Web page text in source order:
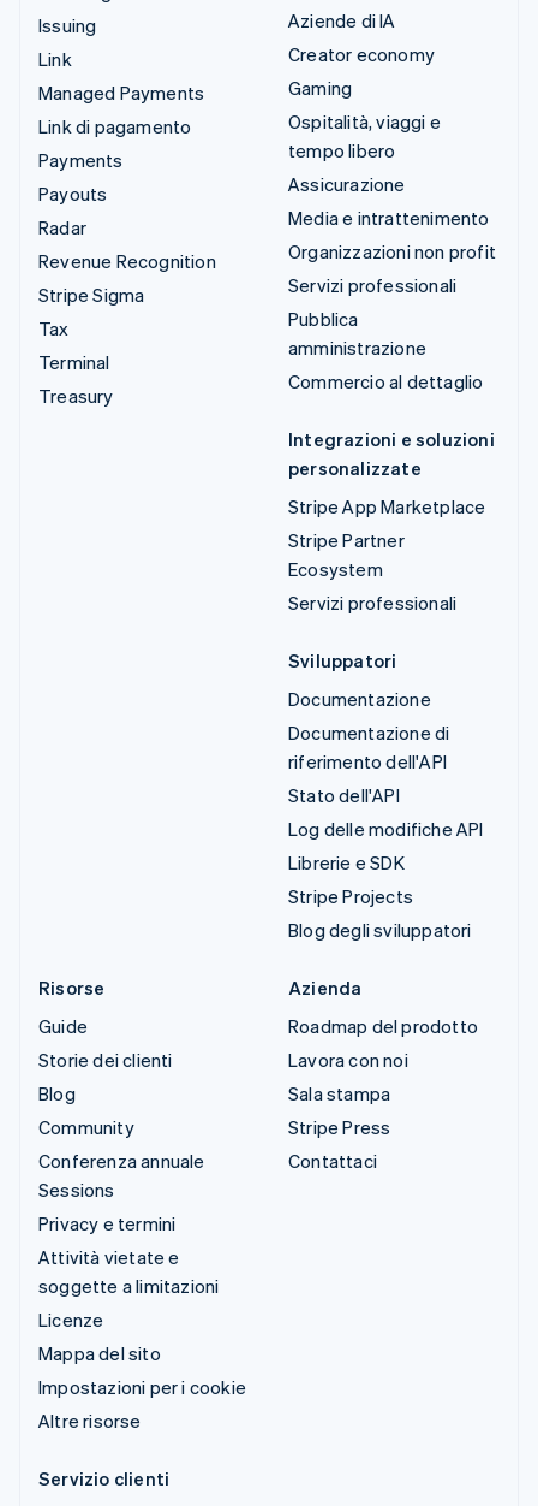
Issuing
Link
Managed Payments
Link di pagamento
Payments
Payouts
Radar
Revenue Recognition
Stripe Sigma
Tax
Terminal
Treasury
Aziende di IA
Creator economy
Gaming
Ospitalità, viaggi e
tempo libero
Assicurazione
Media e intrattenimento
Organizzazioni non profit
Servizi professionali
Pubblica
amministrazione
Commercio al dettaglio
Integrazioni e soluzioni
personalizzate
Stripe App Marketplace
Stripe Partner
Ecosystem
Servizi professionali
Sviluppatori
Documentazione
Documentazione di
riferimento dell'API
Stato dell'API
Log delle modifiche API
Librerie e SDK
Stripe Projects
Blog degli sviluppatori
Risorse
Guide
Storie dei clienti
Blog
Community
Conferenza annuale
Sessions
Privacy e termini
Attività vietate e
soggette a limitazioni
Licenze
Mappa del sito
Impostazioni per i cookie
Altre risorse
Azienda
Roadmap del prodotto
Lavora con noi
Sala stampa
Stripe Press
Contattaci
Servizio clienti